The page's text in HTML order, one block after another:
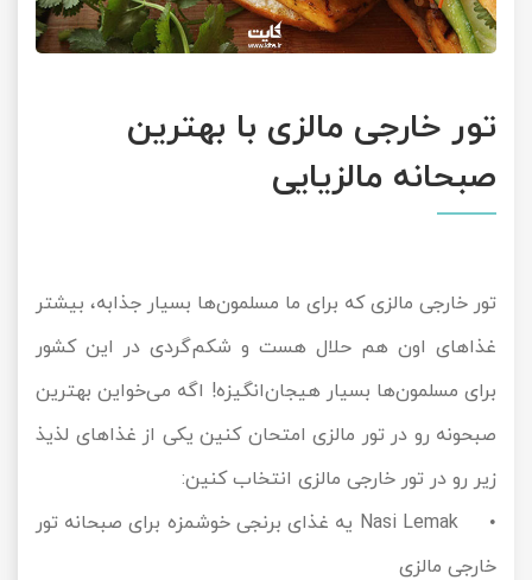
تور خارجی مالزی با بهترین
صبحانه مالزیایی
تور خارجی مالزیکه برای ما مسلمون‌ها بسیار جذابه، بیشتر
غذاهای اون هم حلال هست و شکم‌گردی در این کشور
برای مسلمون‌ها بسیار هیجان‌انگیزه! اگه می‌خواین بهترین
صبحونه رو در تور مالزی امتحان کنین یکی از غذاهای لذیذ
زیر رو در تور خارجی مالزی انتخاب کنین:
• Nasi Lemak یه غذای برنجی خوشمزه برای صبحانه تور
خارجی مالزی